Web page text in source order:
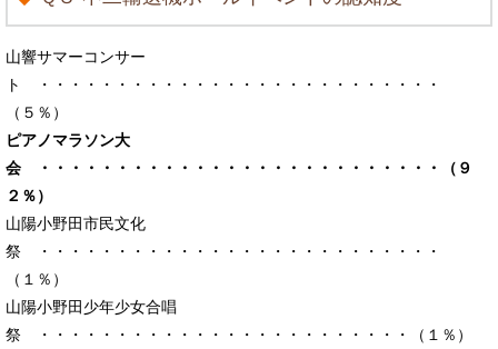
山響サマーコンサー
ト ・・・・・・・・・・・・・・・・・・・・・・・・・・
（５％）
ピアノマラソン大
会 ・・・・・・・・・・・・・・・・・・・・・・・・・・（９
２％）
山陽小野田市民文化
祭 ・・・・・・・・・・・・・・・・・・・・・・・・・・
（１％）
山陽小野田少年少女合唱
祭 ・・・・・・・・・・・・・・・・・・・・・・・・（１％）